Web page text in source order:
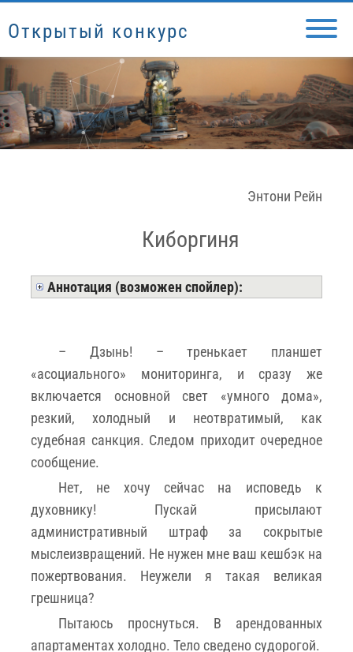
Открытый конкурс
Энтони Рейн
Киборгиня
Аннотация (возможен спойлер):
– Дзынь! – тренькает планшет
«асоциального» мониторинга, и сразу же
включается основной свет «умного дома»,
резкий, холодный и неотвратимый, как
судебная санкция. Следом приходит очередное
сообщение.
Нет, не хочу сейчас на исповедь к
духовнику! Пускай присылают
административный штраф за сокрытые
мыслеизвращений. Не нужен мне ваш кешбэк на
пожертвования. Неужели я такая великая
грешница?
Пытаюсь проснуться. В арендованных
апартаментах холодно. Тело сведено судорогой.